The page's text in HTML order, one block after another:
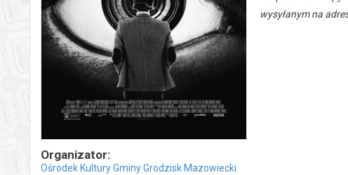
Organizator:
Ośrodek Kultury Gminy Grodzisk Mazowiecki
wysyłanym na